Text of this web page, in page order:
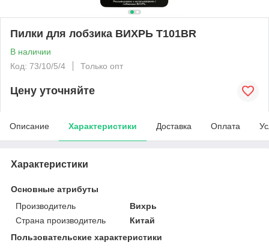
Пилки для лобзика ВИХРЬ Т101ВR
В наличии
Код: 73/10/5/4
Только опт
Цену уточняйте
Описание Характеристики Доставка Оплата
Характеристики
Основные атрибуты
Производитель
Вихрь
Страна производитель
Китай
Пользовательские характеристики